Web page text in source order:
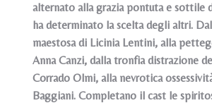
alternato alla grazia pontuta e sottile
ha determinato la scelta degli altri.
maestosa di Licinia Lentini, alla
Anna Canzi, dalla tronfia distrazione
Corrado Olmi, alla nevrotica
Baggiani. Completano il cast le